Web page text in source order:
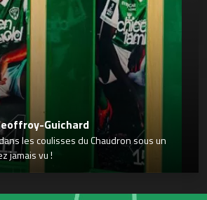
Guichard
les coulisses du Chaudron sous un
jamais vu !